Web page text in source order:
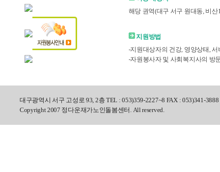
해당 권역(대구 서구 원대동, 비산
지원방법
-지원대상자의 건강, 영양상태,
-자원봉사자 및 사회복지사의 방
대구광역시 서구 고성로 93, 2층 TEL : 053)359-2227~8 FAX : 053)341-3888
Copyright 2007 정다운재가노인돌봄센터. All reserved.